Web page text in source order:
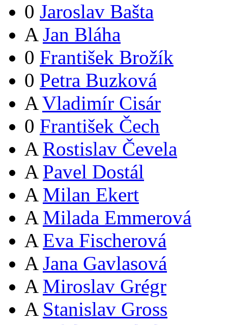
0 Jaroslav Bašta
A Jan Bláha
0 František Brožík
0 Petra Buzková
A Vladimír Cisár
0 František Čech
A Rostislav Čevela
A Pavel Dostál
A Milan Ekert
A Milada Emmerová
A Eva Fischerová
A Jana Gavlasová
A Miroslav Grégr
A Stanislav Gross